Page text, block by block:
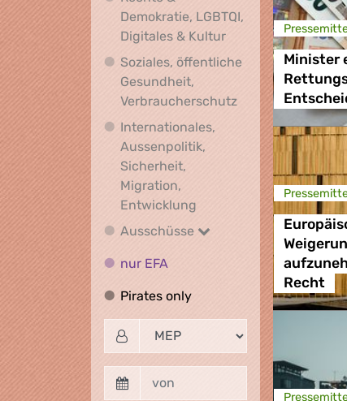
Demokratie, LGBTQI,
Digitales & KulturRechte &
Soziales, öffentliche
Gesundheit,
VerbraucherschutzSoziales,
Internationales,
Aussenpolitik,
Sicherheit,
Migration,
Entwicklung Internationales,
Ausschüsse
Ausschüsse
nur EFA
Pirates onlyPirates only
Minister
Recht